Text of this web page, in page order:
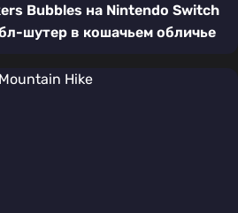
Bubbles на Nintendo Switch
шутер в кошачьем обличье